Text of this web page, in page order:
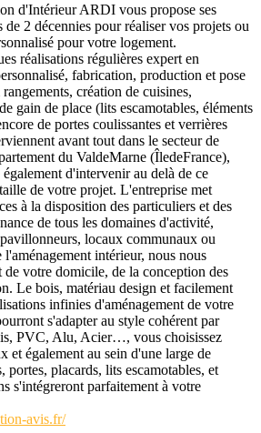
d'Intérieur ARDI vous propose ses
de 2 décennies pour réaliser vos projets ou
pour votre logement.
réalisations régulières expert en
fabrication, production et pose
création de cuisines,
gain de place (lits escamotables, éléments
de portes coulissantes et verrières
avant tout dans le secteur de
du ValdeMarne (ÎledeFrance),
d'intervenir au delà de ce
de votre projet. L'entreprise met
à la disposition des particuliers et des
de tous les domaines d'activité,
locaux communaux ou
intérieur, nous nous
de votre domicile, de la conception des
Le bois, matériau design et facilement
infinies d'aménagement de votre
s'adapter au style cohérent par
PVC, Alu, Acier…, vous choisissez
et également au sein d'une large de
portes, placards, lits escamotables, et
s'intégreront parfaitement à votre
avis.fr/